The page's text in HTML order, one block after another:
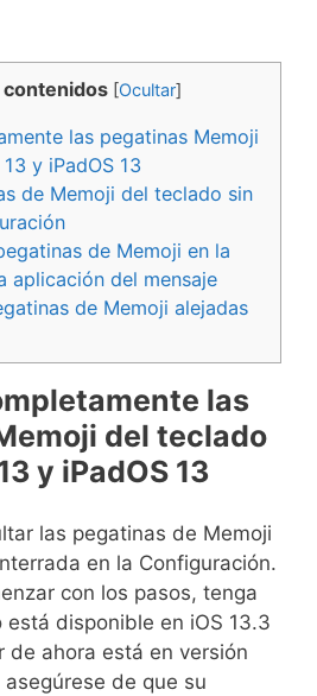
contenidos [Ocultar]
las pegatinas Memoji
y iPadOS 13
de Memoji del teclado sin
de Memoji en la
aplicación del mensaje
de Memoji alejadas
las
del teclado
y iPadOS 13
las pegatinas de Memoji
en la Configuración.
con los pasos, tenga
está disponible en iOS 13.3
de ahora está en versión
de que su